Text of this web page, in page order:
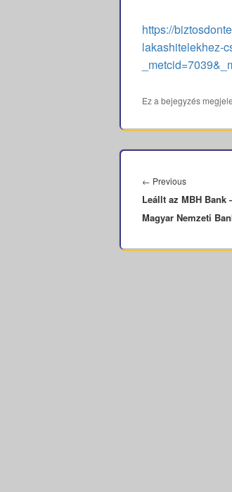
https://
lakashitelekhez-
Ez a bejegyzés
navigáció
← PreviousPrevious
post:
Leállt az MBH Bank
Magyar Nemzeti